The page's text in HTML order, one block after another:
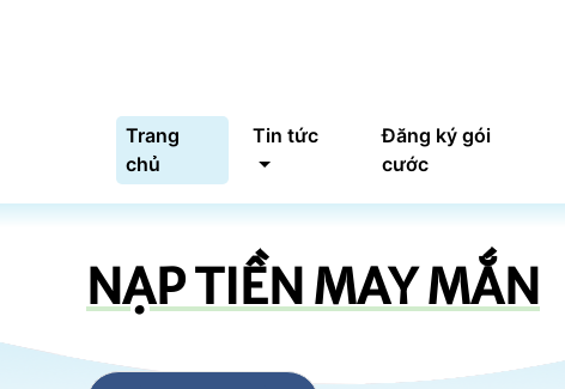
Trang
chủ
Tin tức
Đăng ký gói
cước
NẠP TIỀN MAY MẮN